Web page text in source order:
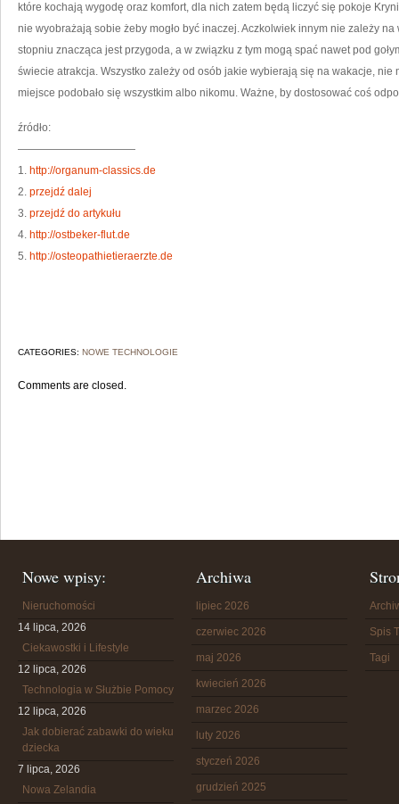
które kochają wygodę oraz komfort, dla nich zatem będą liczyć się pokoje
nie wyobrażają sobie żeby mogło być inaczej. Aczkolwiek innym nie zależy
stopniu znacząca jest przygoda, a w związku z tym mogą spać nawet pod
świecie atrakcja. Wszystko zależy od osób jakie wybierają się na wakacje, nie
miejsce podobało się wszystkim albo nikomu. Ważne, by dostosować coś
źródło:
———————————
1. http://organum-classics.de
2. przejdź dalej
3. przejdź do artykułu
4. http://ostbeker-flut.de
5. http://osteopathietieraerzte.de
CATEGORIES: NOWE TECHNOLOGIE
Comments are closed.
Nowe wpisy:
Nieruchomości
14 lipca, 2026
Ciekawostki i Lifestyle
12 lipca, 2026
Technologia w Służbie Pomocy
12 lipca, 2026
Jak dobierać zabawki do wieku
dziecka
7 lipca, 2026
Nowa Zelandia
Archiwa
lipiec 2026
czerwiec 2026
maj 2026
kwiecień 2026
marzec 2026
luty 2026
styczeń 2026
grudzień 2025
Spis
Tagi